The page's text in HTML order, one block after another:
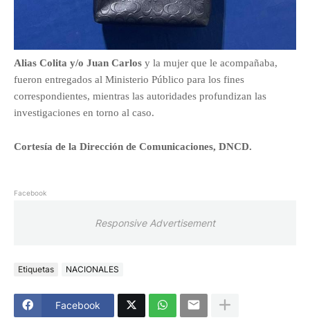
Alias Colita y/o Juan Carlos y la mujer que le acompañaba,
fueron entregados al Ministerio Público para los fines
correspondientes, mientras las autoridades profundizan las
investigaciones en torno al caso.
Cortesía de la Dirección de Comunicaciones, DNCD.
Facebook
Responsive Advertisement
Etiquetas NACIONALES
Facebook